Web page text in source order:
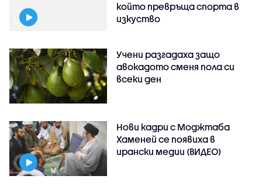
който превръща спорта в
изкуство
Учени разгадаха защо
авокадото сменя пола си
всеки ден
Нови кадри с Моджтаба
Хаменей се появиха в
ирански медии (ВИДЕО)